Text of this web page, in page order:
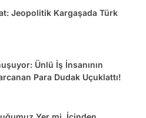
Jeopolitik Kargaşada Türk
Ünlü İş İnsanının
Para Dudak Uçuklattı!